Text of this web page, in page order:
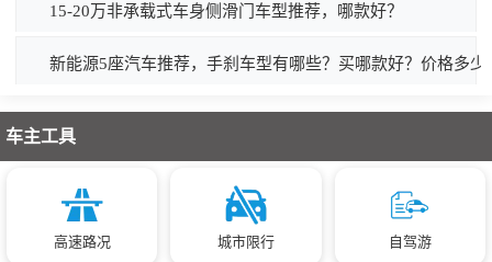
15-20万非承载式车身侧滑门车型推荐，哪款好？
新能源5座汽车推荐，手刹车型有哪些？买哪款好？价格多少
车主工具
高速路况 城市限行 自驾游